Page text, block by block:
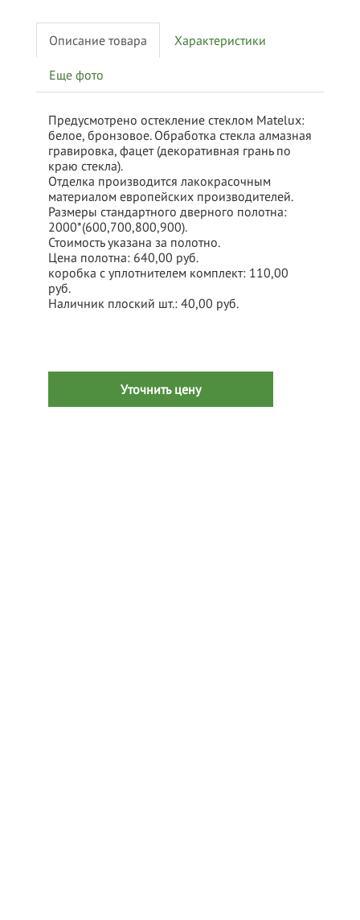
Описание товара Характеристики
Еще фото
Предусмотрено остекление стеклом Matelux:
белое, бронзовое. Обработка стекла алмазная
гравировка, фацет (декоративная грань по
краю стекла).
Отделка производится лакокрасочным
материалом европейских производителей.
Размеры стандартного дверного полотна:
2000*(600,700,800,900).
Стоимость указана за полотно.
Цена полотна: 640,00 руб.
коробка c уплотнителем комплект: 110,00
руб.
Наличник плоский шт.: 40,00 руб.
Уточнить цену